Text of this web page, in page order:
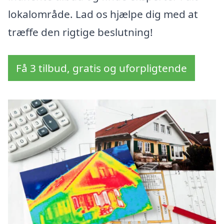
lokalområde. Lad os hjælpe dig med at
træffe den rigtige beslutning!
Få 3 tilbud, gratis og uforpligtende